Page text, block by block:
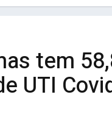
tem
UTI